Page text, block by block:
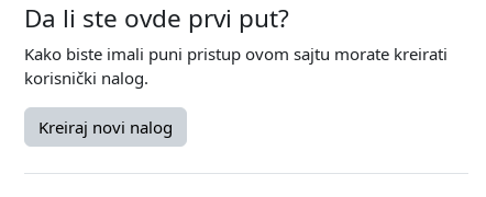
Da li ste ovde prvi put?
Kako biste imali puni pristup ovom sajtu morate kreirati
korisnički nalog.
Kreiraj novi nalog